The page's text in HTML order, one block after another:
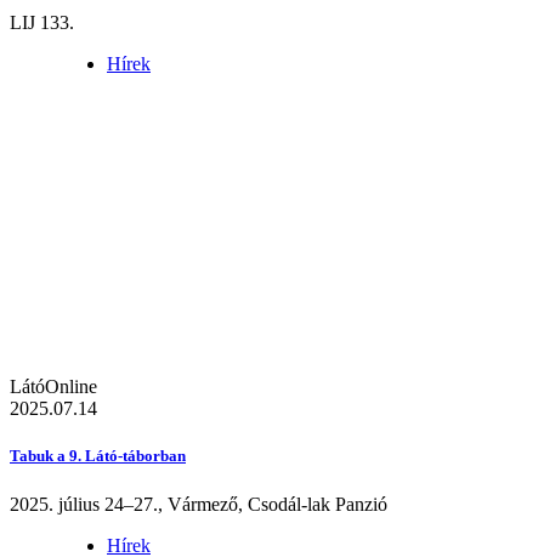
LIJ 133.
Hírek
LátóOnline
2025.07.14
Tabuk a 9. Látó-táborban
2025. július 24–27., Vármező, Csodál-lak Panzió
Hírek